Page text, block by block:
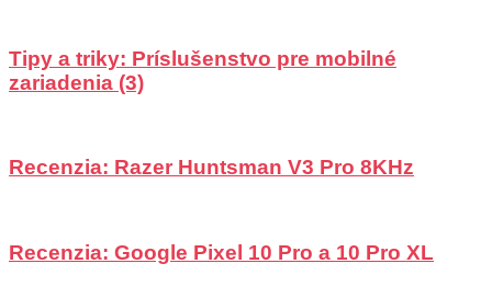
Tipy a triky: Príslušenstvo pre mobilné
zariadenia (3)
Recenzia: Razer Huntsman V3 Pro 8KHz
Recenzia: Google Pixel 10 Pro a 10 Pro XL